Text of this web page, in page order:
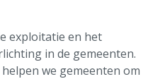
exploitatie en het
in de gemeenten.
we gemeenten om